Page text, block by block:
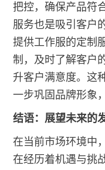
把控，确保产品符
服务也是吸引客户
提供工作服的定制
制，及时了解客户
升客户满意度。这
一步巩固品牌形象
结语：展望未来的
在当前市场环境中
在经历着机遇与挑